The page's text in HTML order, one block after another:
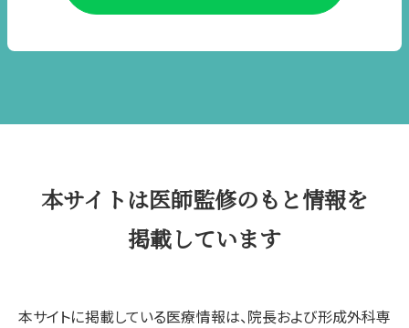
本サイトは医師監修のもと情報を
掲載しています
本サイトに掲載している医療情報は、院長および形成外科専